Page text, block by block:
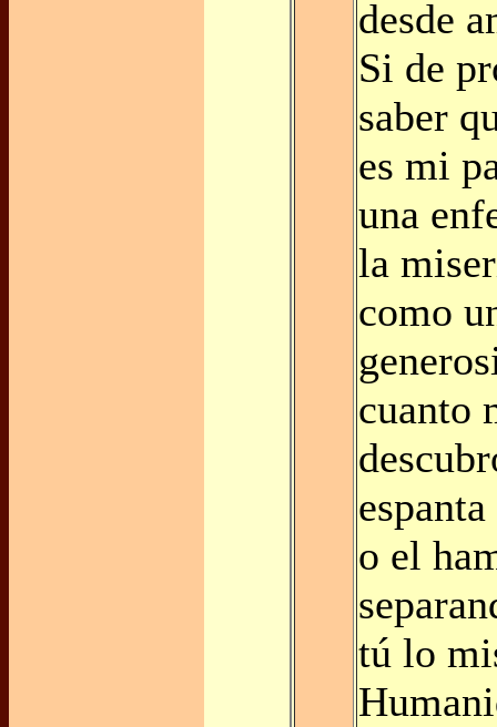
desde
Si de
saber
es mi
una
la
como
cuanto
o el
tú lo